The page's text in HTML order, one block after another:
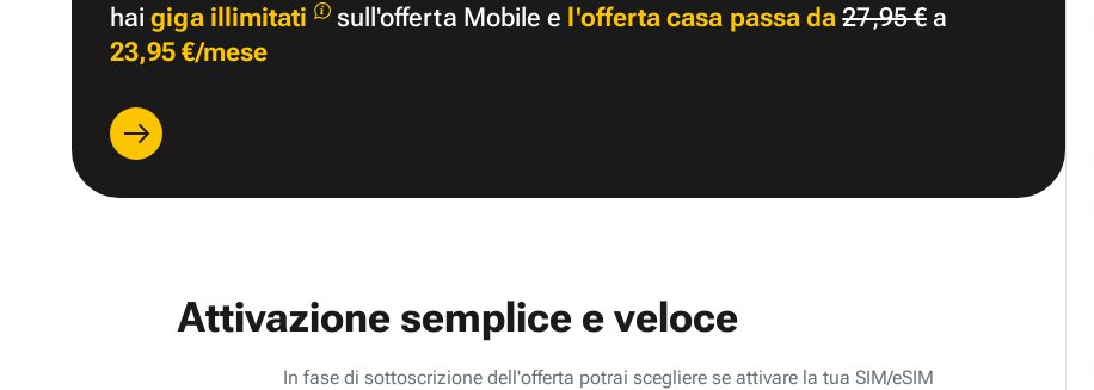
haigiga illimitati sull'offerta Mobile e l'offerta casa passa da 27,95 €a
23,95 €/mese
Attivazione semplice e veloce
In fase di sottoscrizione dell'offerta potrai scegliere se attivare la tua SIM/eSIM